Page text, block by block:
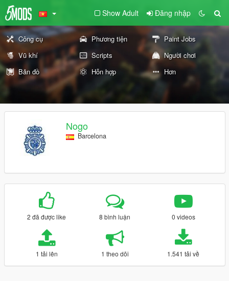
Show Adult Đăng nhập
Công cụ Phương tiện
Paint Jobs
Vũ khí
Scripts
Người chơi
Bản đồ
Hỗn hợp Hơn
Nogo
Barcelona
2 đã được like 8 bình luận 0 videos
1 tải lên 1 theo dõi 1.541 tải về